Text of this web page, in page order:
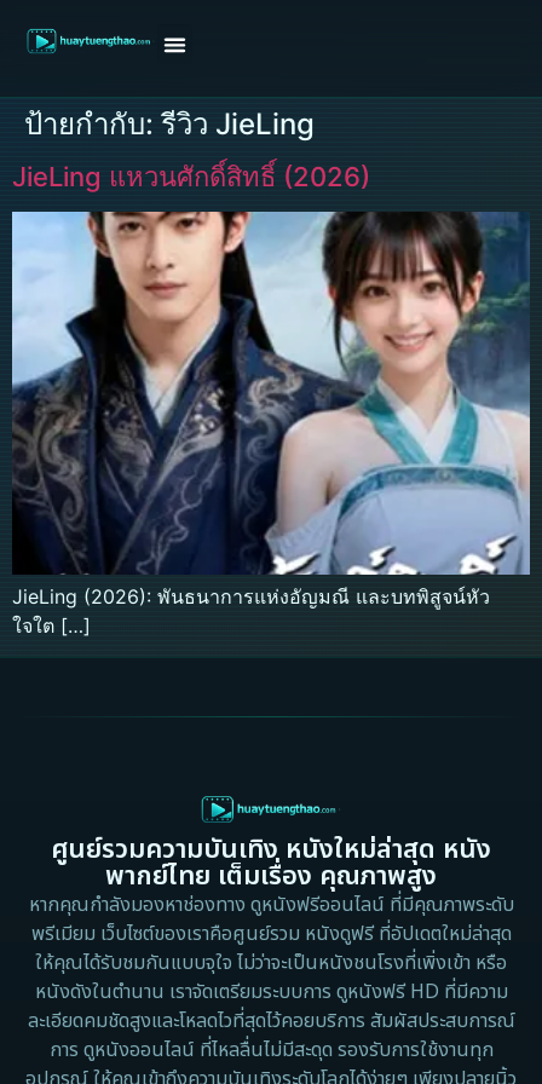
ป้ายกำกับ: รีวิว JieLing
JieLing แหวนศักดิ์สิทธิ์ (2026)
JieLing (2026): พันธนาการแห่งอัญมณี และบทพิสูจน์หัว
ใจใต […]
ศูนย์รวมความบันเทิง หนังใหม่ล่าสุด หนัง
พากย์ไทย เต็มเรื่อง คุณภาพสูง
หากคุณกำลังมองหาช่องทาง ดูหนังฟรีออนไลน์ ที่มีคุณภาพระดับ
พรีเมียม เว็บไซต์ของเราคือศูนย์รวม หนังดูฟรี ที่อัปเดตใหม่ล่าสุด
ให้คุณได้รับชมกันแบบจุใจ ไม่ว่าจะเป็นหนังชนโรงที่เพิ่งเข้า หรือ
หนังดังในตำนาน เราจัดเตรียมระบบการ ดูหนังฟรี HD ที่มีความ
ละเอียดคมชัดสูงและโหลดไวที่สุดไว้คอยบริการ สัมผัสประสบการณ์
การ ดูหนังออนไลน์ ที่ไหลลื่นไม่มีสะดุด รองรับการใช้งานทุก